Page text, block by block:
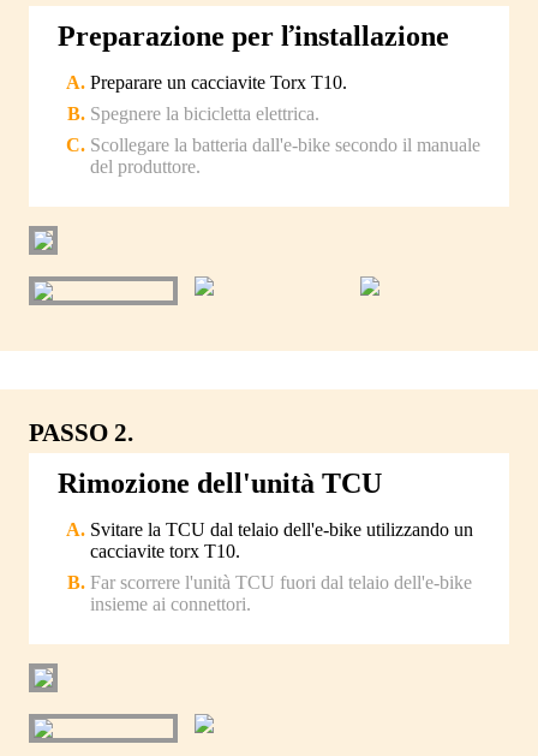
Preparazione per ľinstallazione
Preparare un cacciavite Torx T10.
Spegnere la bicicletta elettrica.
Scollegare la batteria dall'e-bike secondo il manuale
del produttore.
PASSO 2.
Rimozione dell'unità TCU
Svitare la TCU dal telaio dell'e-bike utilizzando un
cacciavite torx T10.
Far scorrere l'unità TCU fuori dal telaio dell'e-bike
insieme ai connettori.